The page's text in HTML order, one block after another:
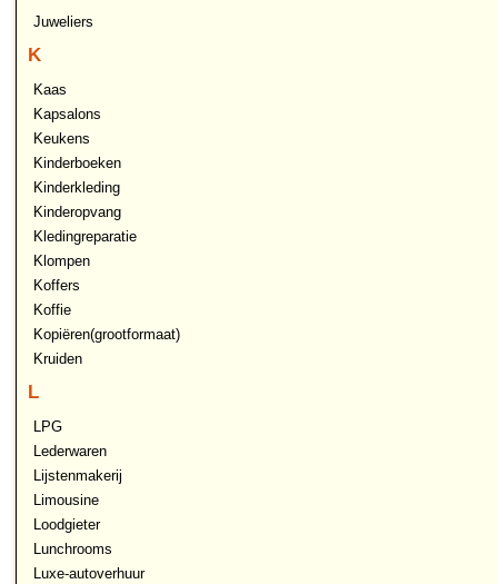
Juweliers
K
Kaas
Kapsalons
Keukens
Kinderboeken
Kinderkleding
Kinderopvang
Kledingreparatie
Klompen
Koffers
Koffie
Kopiëren(grootformaat)
Kruiden
L
LPG
Lederwaren
Lijstenmakerij
Limousine
Loodgieter
Lunchrooms
Luxe-autoverhuur